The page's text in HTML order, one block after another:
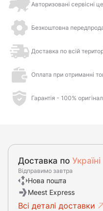
Авторизовані сервісні
Безкоштовна
Доставка по всій
Оплата при отриманні
Гарантія - 100%
Доставка по Україні
Відправимо завтра
Нова пошта
Meest Express
Всі деталі доставки